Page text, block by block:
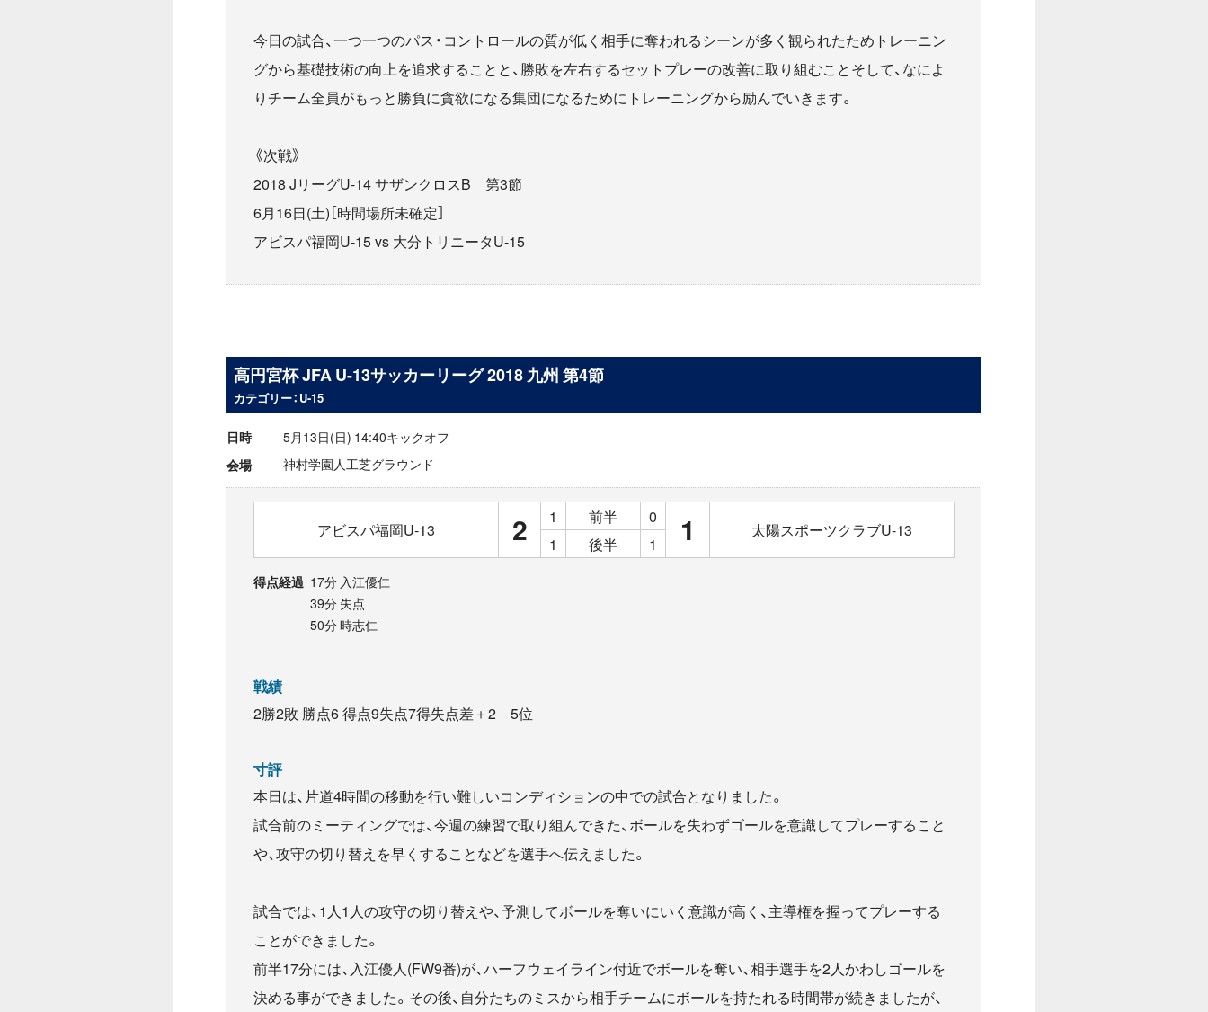
今日の試合、一つ一つのパス・コントロールの質が低く相手に奪われるシーンが多く観られたためトレーニン
グから基礎技術の向上を追求することと、勝敗を左右するセットプレーの改善に取り組むことそして、なによ
りチーム全員がもっと勝負に貪欲になる集団になるためにトレーニングから励んでいきます。
《次戦》
2018 JリーグU-14 サザンクロスB 第3節
6月16日(土)［時間場所未確定］
アビスパ福岡U-15 vs 大分トリニータU-15
高円宮杯 JFA U-13サッカーリーグ 2018 九州 第4節
カテゴリー：U-15
日時
5月13日(日) 14:40キックオフ
会場
神村学園人工芝グラウンド
アビスパ福岡U-13 2 1 前半 0 1 太陽スポーツクラブU-13
1 後半 1
得点経過 17分 入江優仁
39分 失点
50分 時志仁
戦績
2勝2敗 勝点6 得点9失点7得失点差＋2 5位
寸評
本日は、片道4時間の移動を行い難しいコンディションの中での試合となりました。
試合前のミーティングでは、今週の練習で取り組んできた、ボールを失わずゴールを意識してプレーすること
や、攻守の切り替えを早くすることなどを選手へ伝えました。
試合では、1人1人の攻守の切り替えや、予測してボールを奪いにいく意識が高く、主導権を握ってプレーする
ことができました。
前半17分には、入江優人(FW9番)が、ハーフウェイライン付近でボールを奪い、相手選手を2人かわしゴールを
決める事ができました。その後、自分たちのミスから相手チームにボールを持たれる時間帯が続きましたが、